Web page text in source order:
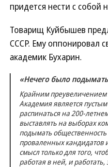
придется нести с собой
Товарищ Куйбышев
СССР. Ему оппонировал
академик Бухарин.
«Нечего было
Крайним преувеличением
Академия является
распинаться на 200-
выставлять на выборах
подымать общественность
проваленных кандидатов
смысл только для того,
работая в ней, и